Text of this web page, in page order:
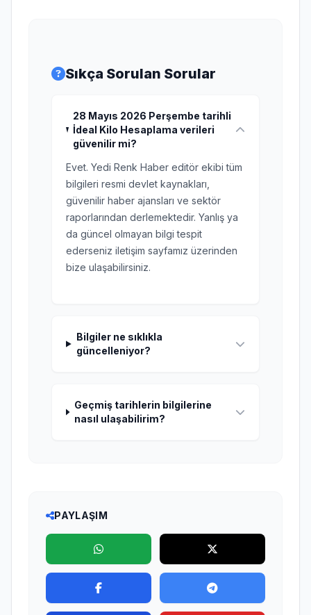
Sıkça Sorulan Sorular
28 Mayıs 2026 Perşembe tarihli
İdeal Kilo Hesaplama verileri
güvenilir mi?
Evet. Yedi Renk Haber editör ekibi tüm
bilgileri resmi devlet kaynakları,
güvenilir haber ajansları ve sektör
raporlarından derlemektedir. Yanlış ya
da güncel olmayan bilgi tespit
ederseniz iletişim sayfamız üzerinden
bize ulaşabilirsiniz.
Bilgiler ne sıklıkla
güncelleniyor?
Geçmiş tarihlerin bilgilerine
nasıl ulaşabilirim?
PAYLAŞIM